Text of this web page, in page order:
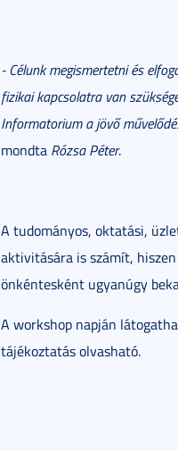
- Célunk megismertetni és
fizikai kapcsolatra van
Informatorium a jövő
mondta Rózsa Péter.
A tudományos, oktatási,
aktivitására is számít,
önkéntesként ugyanúgy
A workshop napján
tájékoztatás olvasható.